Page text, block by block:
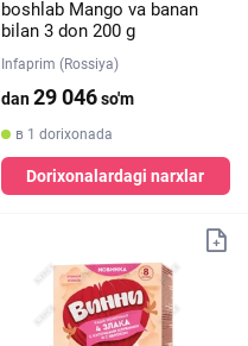
boshlab Mango va banan
bilan 3 don 200 g
Infaprim (Rossiya)
dan29 046so'm
в 1 dorixonada
Dorixonalardagi narxlar